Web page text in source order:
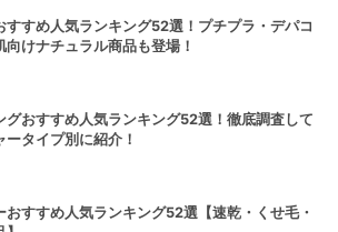
すすめ人気ランキング52選！プチプラ・デパコ
向けナチュラル商品も登場！
グおすすめ人気ランキング52選！徹底調査して
ータイプ別に紹介！
おすすめ人気ランキング52選【速乾・くせ毛・